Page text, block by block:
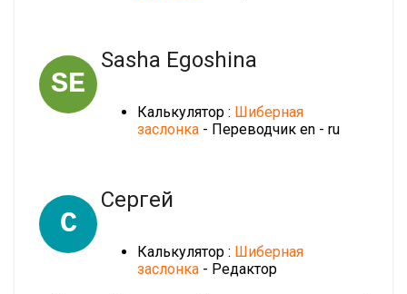
SE
Sasha Egoshina
Калькулятор : Шиберная
заслонка - Переводчик en - ru
С
Сергей
Калькулятор : Шиберная
заслонка - Редактор